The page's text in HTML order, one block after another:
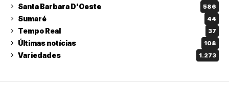
Santa Barbara D'Oeste 586
Sumaré 44
Tempo Real 37
Últimas notícias 108
Variedades 1.273